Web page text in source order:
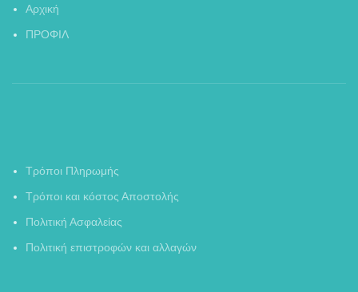
Αρχική
ΠΡΟΦΙΛ
Τρόποι Πληρωμής
Τρόποι και κόστος Αποστολής
Πολιτική Ασφαλείας
Πολιτική επιστροφών και αλλαγών